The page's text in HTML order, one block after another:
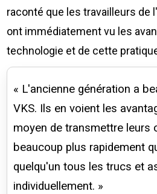
raconté que les travailleurs de
ont immédiatement vu les
technologie et de cette
« L'ancienne génération a
VKS. Ils en voient les
moyen de transmettre leurs
beaucoup plus rapidement
quelqu'un tous les trucs et
individuellement. »